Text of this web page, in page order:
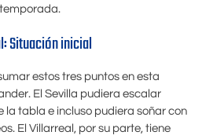
Situación inicial
estos tres puntos en esta
El Sevilla pudiera escalar
la tabla e incluso pudiera soñar con
El Villarreal, por su parte, tiene